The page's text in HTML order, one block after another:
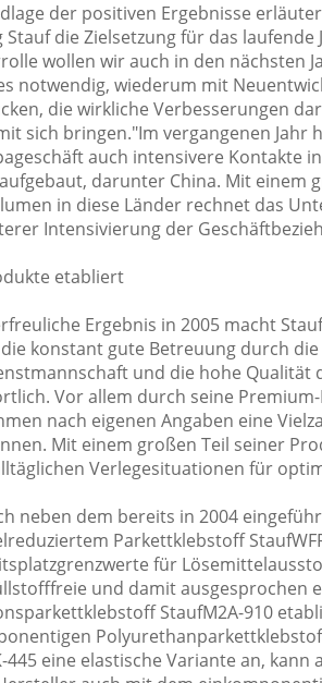
der positiven Ergebnisse
Stauf die Zielsetzung für das laufende
wollen wir auch in den nächsten
notwendig, wiederum mit
die wirkliche Verbesserungen
sich bringen."Im vergangenen Jahr
auch intensivere Kontakte
darunter China. Mit einem
in diese Länder rechnet das
Intensivierung der
etabliert
Ergebnis in 2005 macht
konstant gute Betreuung durch die
und die hohe Qualität
Vor allem durch seine
nach eigenen Angaben eine
Mit einem großen Teil seiner
Verlegesituationen für
neben dem bereits in 2004
Parkettklebstoff
für
und damit ausgesprochen
StaufM2A-910
445 eine elastische Variante an, kann